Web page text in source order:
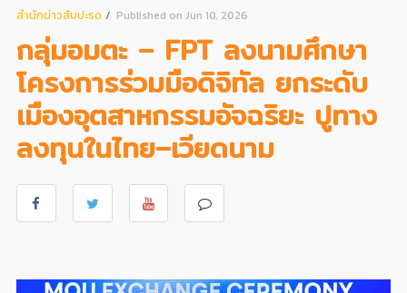
สํานักข่าวสับปะรด
Published on Jun 10, 2026
กลุ่มอมตะ – FPT ลงนามศึกษา
โครงการร่วมมือดิจิทัล ยกระดับ
เมืองอุตสาหกรรมอัจฉริยะ ปูทาง
ลงทุนในไทย–เวียดนาม